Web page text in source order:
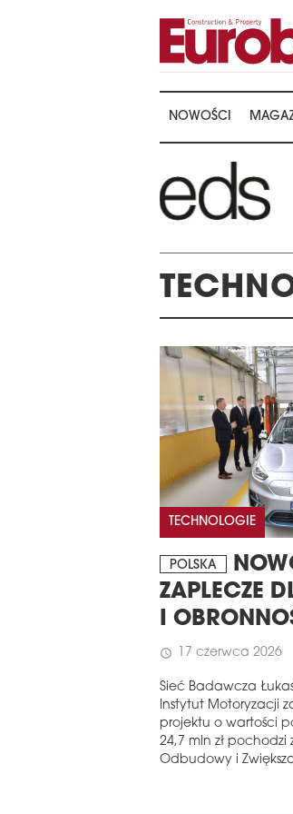
NOWOŚCI
TECHNOLOGIE
POLSKA
ZAPLECZE
I
schedule 17 czerwca 2026
Sieć Badawcza
Instytut Motoryzacji
projektu o wartości
24,7 mln zł pochodzi
Odbudowy i
AWARDS 2026
22.